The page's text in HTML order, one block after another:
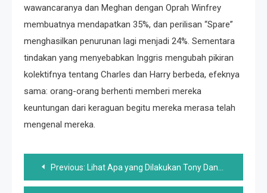
wawancaranya dan Meghan dengan Oprah Winfrey
membuatnya mendapatkan 35%, dan perilisan “Spare”
menghasilkan penurunan lagi menjadi 24%. Sementara
tindakan yang menyebabkan Inggris mengubah pikiran
kolektifnya tentang Charles dan Harry berbeda, efeknya
sama: orang-orang berhenti memberi mereka
keuntungan dari keraguan begitu mereka merasa telah
mengenal mereka.
Post
navigation
Previous: Lihat Apa yang Dilakukan Tony Danza Hari Ini